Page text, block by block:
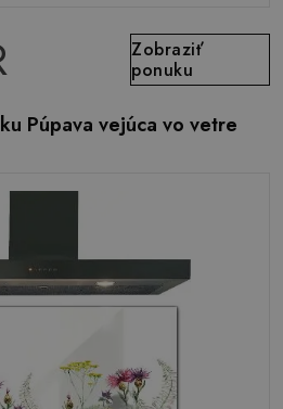
Zobraziť
ponuku
Púpava vejúca vo vetre